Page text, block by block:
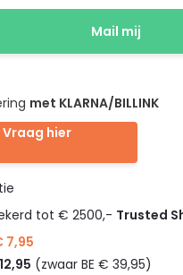
Mail mij
met KLARNA/BILLINK
hier
tot € 2500,- Trusted
7,95
(zwaar BE € 39,95)